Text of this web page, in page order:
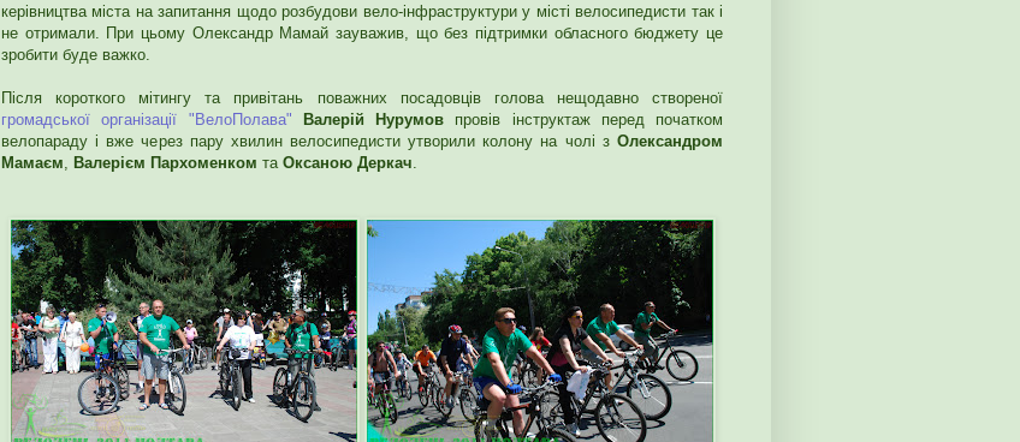
керівництва міста на запитання щодо розбудови вело-інфраструктури у місті велосипедисти так і
не отримали. При цьому Олександр Мамай зауважив, що без підтримки обласного бюджету це
зробити буде важко.
Після короткого мітингу та привітань поважних посадовців голова нещодавно створеної
громадської організації "ВелоПолава"
Валерій Нурумов провів інструктаж перед початком
велопараду і вже через пару хвилин велосипедисти утворили колону на чолі з Олександром
Мамаєм Валерієм Пархоменком та Оксаною Деркач